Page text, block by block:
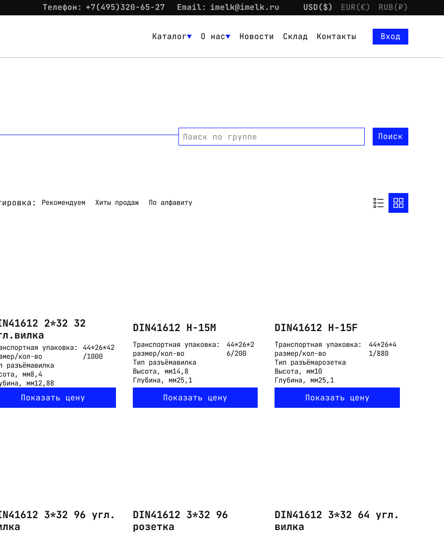
Телефон: +7(495)320-65-27 Email: imelk@imelk.ru USD($) EUR(€) RUB(₽)
Каталог О нас Новости Склад Контакты
Вход
Контакты
Поиск по группе Поиск
Рекомендуем Хиты продаж По алфавиту
2*32 32
упаковка:
кол-во
44*26*42
/1000
разъёмавилка
мм8,4
мм12,88
Показать цену
DIN41612 H-15M
Транспортная упаковка:
размер/кол-во
44*26*2
6/200
Тип разъёмавилка
Высота, мм14,8
Глубина, мм25,1
Показать цену
DIN41612 H-15F
Транспортная упаковка:
размер/кол-во
44*26*4
1/880
Тип разъёмарозетка
Высота, мм10
Глубина, мм25,1
Показать цену
3*32 96 угл.
DIN41612 3*32 96
розетка
DIN41612 3*32 64 угл.
вилка